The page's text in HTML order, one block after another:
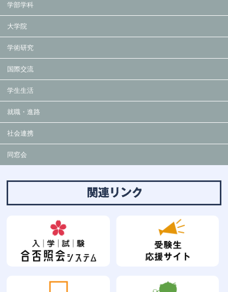
学部学科
大学院
学術研究
国際交流
学生生活
就職・進路
社会連携
同窓会